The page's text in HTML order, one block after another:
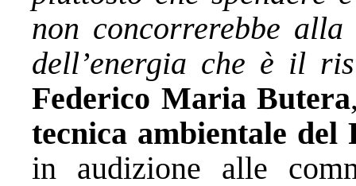
non concorrerebbe
dell’energia che è il
Federico Maria Butera
tecnica ambientale
in audizione alle